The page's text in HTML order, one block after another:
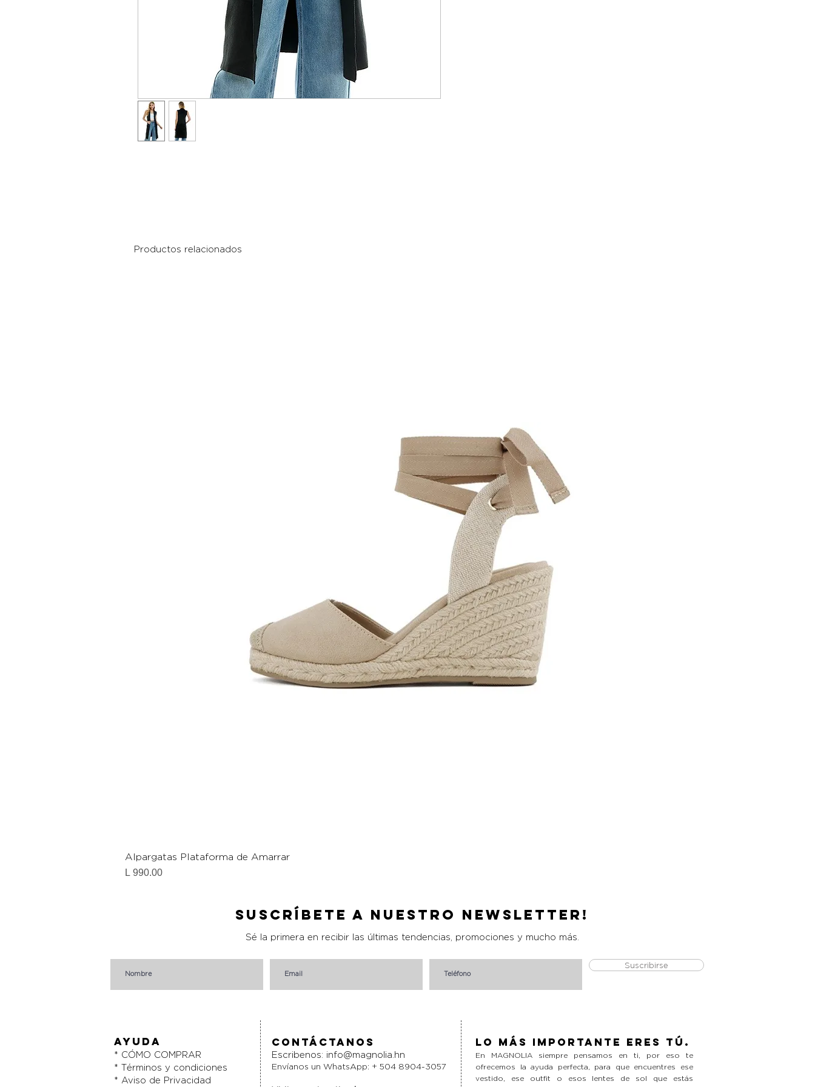
Productos relacionados
Alpargatas Plataforma de Amarrar
Precio
L 990.00
Suscríbete a nuestro Newsletter!
Sé la primera en recibir las últimas tendencias, promociones y mucho más.
Suscribirse
AYUDA
* CÓMO COMPRAR
* Términos y condiciones
* Aviso de Privacidad
Contáctanos
Escribenos: info@magnolia.hn
Envíanos un WhatsApp: + 504 8904-3057
Lo más importante eres tú.
En MAGNOLIA siempre pensamos en ti, por eso te
ofrecemos la ayuda perfecta, para que encuentres ese
vestido, ese outfit o esos lentes de sol que estás